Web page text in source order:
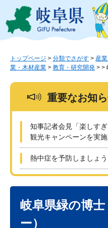
ジ
ュ
このペ
トップページ > 分類でさがす > 産
業・木材産業 > 教育・研究開発 > >
重要なお知
知事記者会見「楽しす
観光キャンペーンを実
熱中症を予防しましょう
岐阜県緑の博
ー）